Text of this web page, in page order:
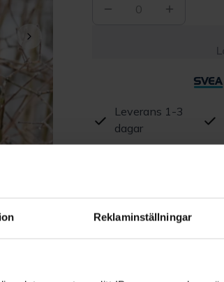
Reklaminställningar
0
Leverans 1-3
dagar